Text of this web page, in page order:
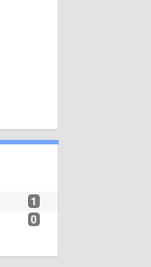
1
0